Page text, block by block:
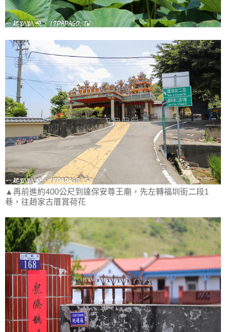
▲再前進約400公尺到達保安尊王廟，先左轉福圳街二段1
巷，往趙家古厝賞荷花